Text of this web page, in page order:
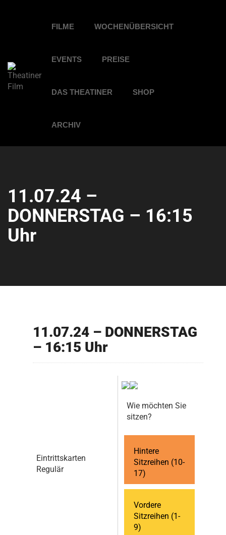
FILME WOCHENÜBERSICHT
EVENTS PREISE
DAS THEATINER SHOP
ARCHIV
11.07.24 –
DONNERSTAG – 16:15
Uhr
11.07.24 – DONNERSTAG
– 16:15 Uhr
Eintrittskarten
Regulär
Wie möchten Sie
sitzen?
Hintere
Sitzreihen (10-
17)
Vordere
Sitzreihen (1-
9)